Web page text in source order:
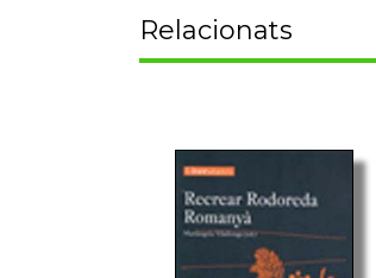
Relacionats